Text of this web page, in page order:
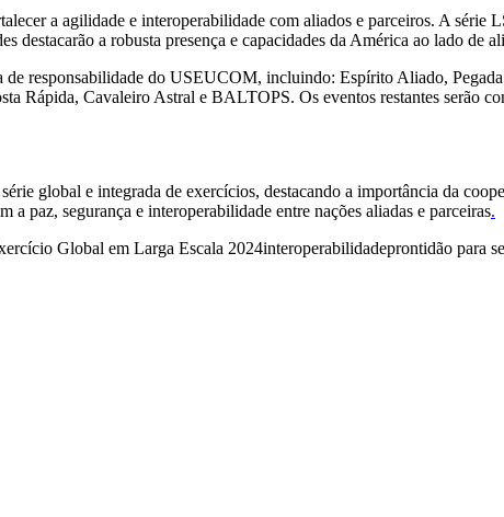
a agilidade e interoperabilidade com aliados e parceiros. A série
destacarão a robusta presença e capacidades da América ao lado de
responsabilidade do USEUCOM, incluindo: Espírito Aliado,
Rápida, Cavaleiro Astral e BALTOPS. Os eventos restantes serão
global e integrada de exercícios, destacando a importância da
paz, segurança e interoperabilidade entre nações aliadas e parceiras.
Global em Larga Escala 2024interoperabilidadeprontidão para